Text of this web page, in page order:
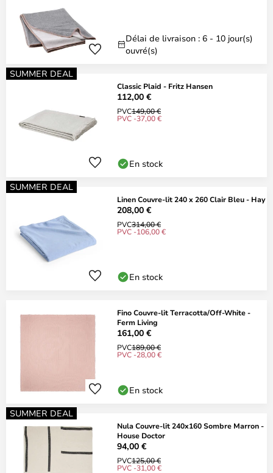
Délai de livraison : 6 - 10 jour(s)
ouvré(s)
SUMMER DEAL
Classic Plaid - Fritz Hansen
112,00 €
PVC149,00 €
PVC -37,00 €
En stock
SUMMER DEAL
Linen Couvre-lit 240 x 260 Clair Bleu - Hay
208,00 €
PVC314,00 €
PVC -106,00 €
En stock
Fino Couvre-lit Terracotta/Off-White -
Ferm Living
161,00 €
PVC189,00 €
PVC -28,00 €
En stock
SUMMER DEAL
Nula Couvre-lit 240x160 Sombre Marron -
House Doctor
94,00 €
PVC125,00 €
PVC -31,00 €